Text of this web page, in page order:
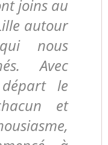
joins au
autour
nous
Avec
le
et